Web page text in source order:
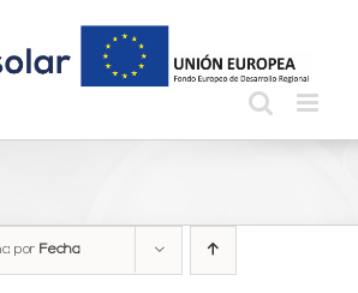
por Fecha